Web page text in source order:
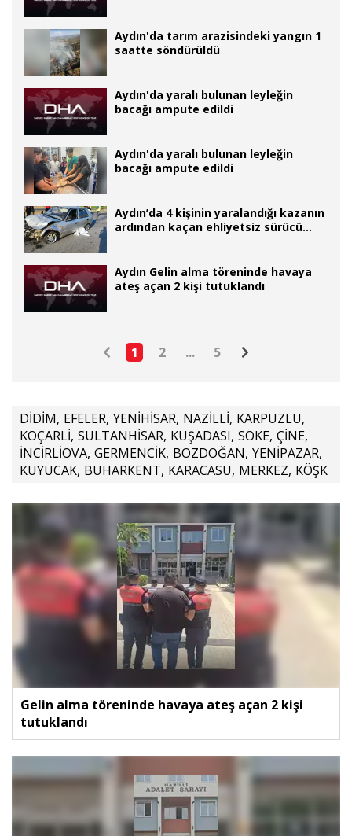
Aydın'da tarım arazisindeki yangın 1
saatte söndürüldü
Aydın'da yaralı bulunan leyleğin
bacağı ampute edildi
Aydın'da yaralı bulunan leyleğin
bacağı ampute edildi
Aydın’da 4 kişinin yaralandığı kazanın
ardından kaçan ehliyetsiz sürücü
Aydın Gelin alma töreninde havaya
ateş açan 2 kişi tutuklandı
1 2 ... 5
DİDİM, EFELER, YENİHİSAR, NAZİLLİ, KARPUZLU,
KOÇARLİ, SULTANHİSAR, KUŞADASI, SÖKE, ÇİNE,
İNCİRLİOVA, GERMENCİK, BOZDOĞAN, YENİPAZAR,
KUYUCAK, BUHARKENT, KARACASU, MERKEZ, KÖŞK
Gelin alma töreninde havaya ateş açan 2 kişi
tutuklandı